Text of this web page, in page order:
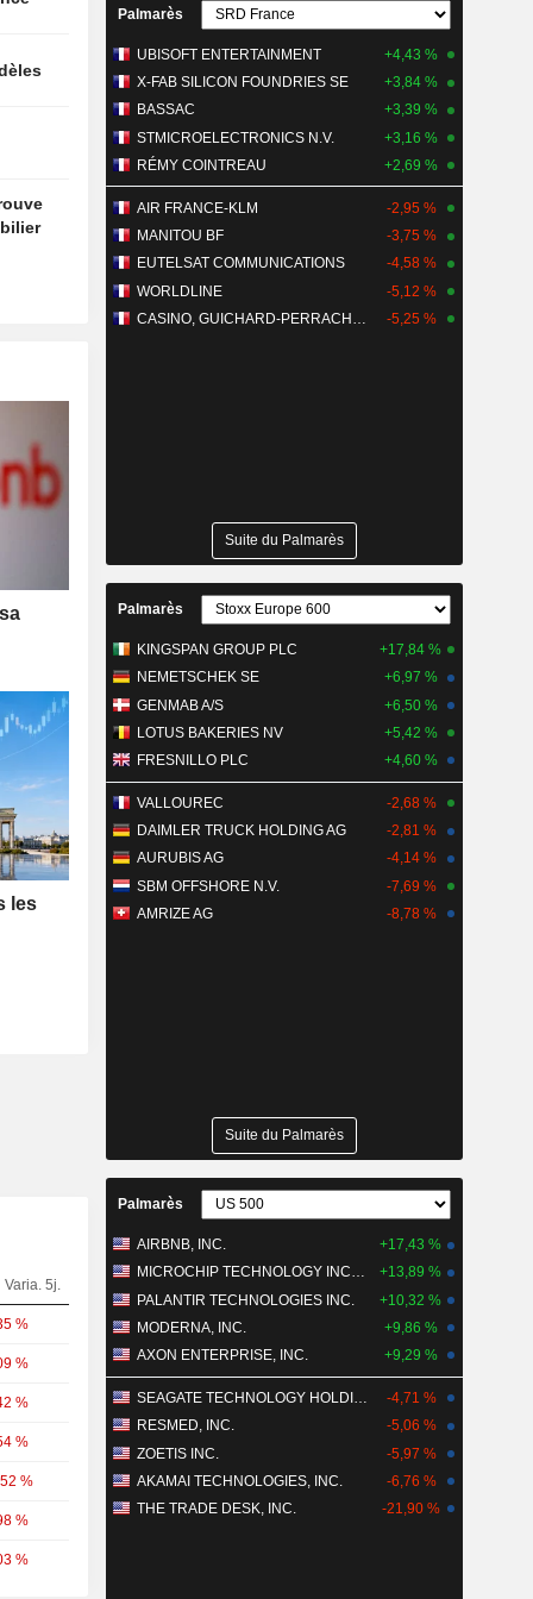
les
Varia. 5j.
%
%
%
%
%
%
%
Palmarès
UBISOFT ENTERTAINMENT
+4,43 %
X-FAB SILICON FOUNDRIES SE
+3,84 %
BASSAC
+3,39 %
STMICROELECTRONICS N.V.
+3,16 %
RÉMY COINTREAU
+2,69 %
AIR FRANCE-KLM
-2,95 %
MANITOU BF
-3,75 %
EUTELSAT COMMUNICATIONS
-4,58 %
WORLDLINE
-5,12 %
-5,25 %
Suite du Palmarès
Palmarès
KINGSPAN GROUP PLC
+17,84 %
NEMETSCHEK SE
+6,97 %
GENMAB A/S
+6,50 %
LOTUS BAKERIES NV
+5,42 %
FRESNILLO PLC
+4,60 %
VALLOUREC
-2,68 %
DAIMLER TRUCK HOLDING AG
-2,81 %
AURUBIS AG
-4,14 %
SBM OFFSHORE N.V.
-7,69 %
AMRIZE AG
-8,78 %
Suite du Palmarès
Palmarès
AIRBNB, INC.
+17,43 %
MICROCHIP TECHNOLOGY INCORPORATED
+13,89 %
PALANTIR TECHNOLOGIES INC.
+10,32 %
MODERNA, INC.
+9,86 %
AXON ENTERPRISE, INC.
+9,29 %
SEAGATE TECHNOLOGY HOLDINGS PLC
-4,71 %
RESMED, INC.
-5,06 %
ZOETIS INC.
-5,97 %
AKAMAI TECHNOLOGIES, INC.
-6,76 %
THE TRADE DESK, INC.
-21,90 %